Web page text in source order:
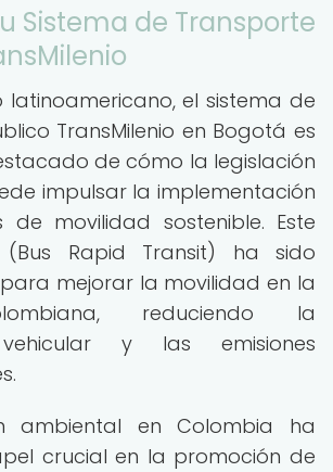
Sistema de Transporte
latinoamericano, el sistema de
TransMilenio en Bogotá es
de cómo la legislación
impulsar la implementación
de movilidad sostenible. Este
(Bus Rapid Transit) ha sido
mejorar la movilidad en la
reduciendo la
y las emisiones
ambiental en Colombia ha
crucial en la promoción de